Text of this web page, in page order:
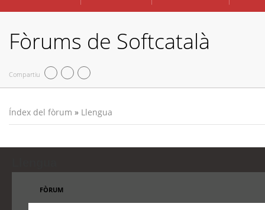
Fòrums de Softcatalà
Compartiu
Índex del fòrum » Llengua
FÒRUM